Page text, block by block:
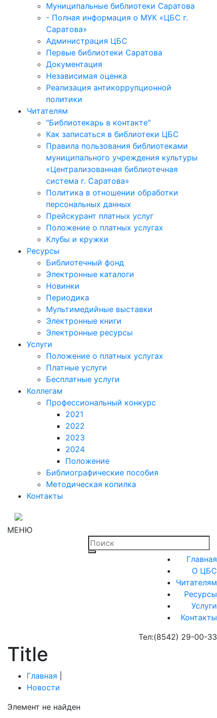
Муниципальные библиотеки Саратова
- Полная информация о МУК «ЦБС г.
Саратова»
Администрация ЦБС
Первые библиотеки Саратова
Документация
Независимая оценка
Реализация антикоррупционной
политики
Читателям
"Библиотекарь в контакте"
Как записаться в библиотеки ЦБС
Правила пользования библиотеками
муниципального учреждения культуры
«Централизованная библиотечная
система г. Саратова»
Политика в отношении обработки
персональных данных
Прейскурант платных услуг
Положение о платных услугах
Клубы и кружки
Ресурсы
Библиотечный фонд
Электронные каталоги
Новинки
Периодика
Мультимедийные выставки
Электронные книги
Электронные ресурсы
Услуги
Положение о платных услугах
Платные услуги
Бесплатные услуги
Коллегам
Профессиональный конкурс
2021
2022
2023
2024
Положение
Библиографические пособия
Методическая копилка
Контакты
МЕНЮ
Главная
О ЦБС
Читателям
Ресурсы
Услуги
Контакты
Тел:(8542) 29-00-33
Title
Главная
Новости
Элемент не найден